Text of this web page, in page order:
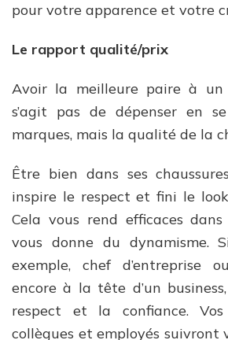
pour votre apparence et votre
Le rapport qualité/prix
Avoir la meilleure paire à
s’agit pas de dépenser en
marques, mais la qualité de la
Être bien dans ses
inspire le respect et fini le
Cela vous rend efficaces
vous donne du dynamisme.
exemple, chef d’entreprise
encore à la tête d’un
respect et la confiance.
collègues et employés suivront